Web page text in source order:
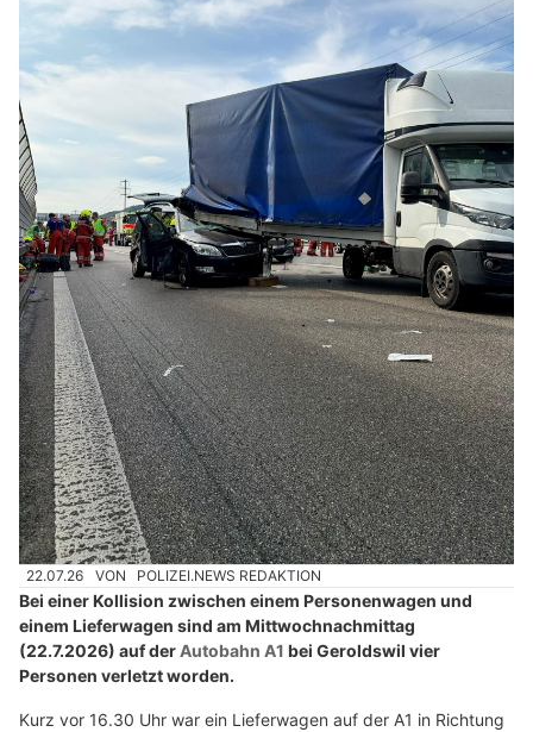
22.07.26 VON POLIZEI.NEWS REDAKTION
Bei einer Kollision zwischen einem Personenwagen und
einem Lieferwagen sind am Mittwochnachmittag
(22.7.2026) auf derAutobahn A1 bei Geroldswil vier
Personen verletzt worden.
Kurz vor 16.30 Uhr war ein Lieferwagen auf der A1 in Richtung